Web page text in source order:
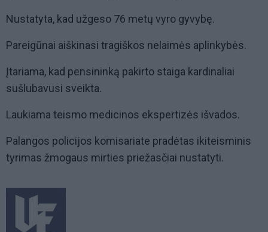
Nustatyta, kad užgeso 76 metų vyro gyvybę.
Pareigūnai aiškinasi tragiškos nelaimės aplinkybės.
Įtariama, kad pensininką pakirto staiga kardinaliai
sušlubavusi sveikta.
Laukiama teismo medicinos ekspertizės išvados.
Palangos policijos komisariate pradėtas ikiteisminis
tyrimas žmogaus mirties priežasčiai nustatyti.